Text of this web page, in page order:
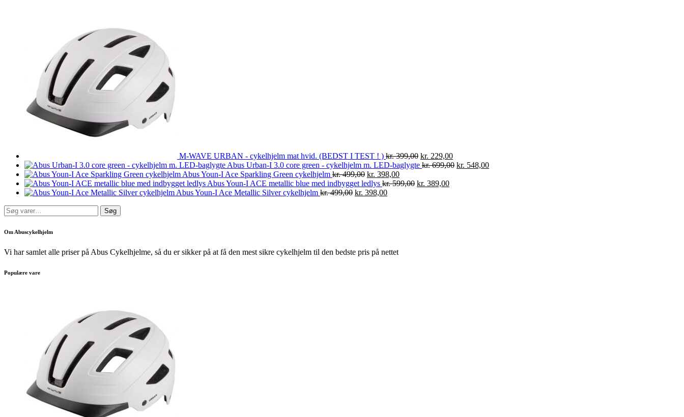
M-WAVE URBAN - cykelhjelm mat hvid. (BEDST I TEST ! ) kr.399,00 kr. 229,00
Abus Urban-I 3.0 core green - cykelhjelm m. LED-baglygte kr.699,00 kr. 548,00
Abus Youn-I Ace Sparkling Green cykelhjelm kr.499,00 kr. 398,00
Abus Youn-I ACE metallic blue med indbygget ledlys kr.599,00 kr. 389,00
Abus Youn-I Ace Metallic Silver cykelhjelm kr.499,00 kr. 398,00
Søg
efter:
Søg
Om Abuscykelhjelm
Vi har samlet alle priser på Abus Cykelhjelme, så du er sikker på at få den mest sikre cykelhjelm til den bedste pris på nettet
Populære vare